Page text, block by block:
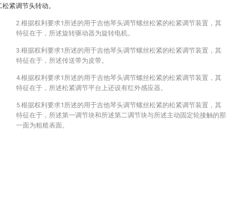
松紧调节头转动。
2.根据权利要求1所述的用于吉他琴头调节螺丝松紧的松紧调节装置，其
特征在于，所述旋转驱动器为旋转电机。
3.根据权利要求1所述的用于吉他琴头调节螺丝松紧的松紧调节装置，其
特征在于，所述传送带为皮带。
4.根据权利要求1所述的用于吉他琴头调节螺丝松紧的松紧调节装置，其
特征在于，所述松紧调节平台上还设有红外感应器。
5.根据权利要求1所述的用于吉他琴头调节螺丝松紧的松紧调节装置，其
特征在于，所述第一调节块和所述第二调节块与所述主动固定轮接触的那
一面为粗糙表面。